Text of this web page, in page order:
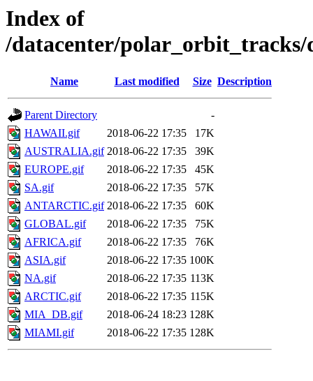
Index of
/datacenter/polar_orbit_tracks/
Name Last modified Size Description
Parent Directory
-
HAWAII.gif
2018-06-22 17:35
17K
AUSTRALIA.gif 2018-06-22 17:35
39K
EUROPE.gif
2018-06-22 17:35
45K
SA.gif
2018-06-22 17:35
57K
ANTARCTIC.gif 2018-06-22 17:35
60K
GLOBAL.gif
2018-06-22 17:35
75K
AFRICA.gif
2018-06-22 17:35
76K
ASIA.gif
2018-06-22 17:35 100K
NA.gif
2018-06-22 17:35 113K
ARCTIC.gif
2018-06-22 17:35 115K
MIA_DB.gif
2018-06-24 18:23 128K
MIAMI.gif
2018-06-22 17:35 128K